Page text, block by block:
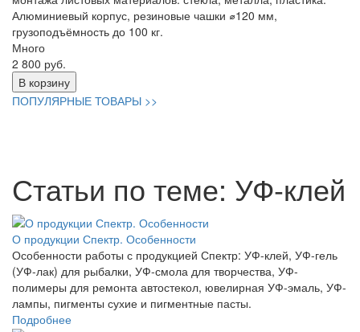
Алюминиевый корпус, резиновые чашки ⌀120 мм,
грузоподъёмность до 100 кг.
Много
2 800 руб.
В корзину
ПОПУЛЯРНЫЕ ТОВАРЫ >>
Статьи по теме: УФ-клей
О продукции Спектр. Особенности
Особенности работы с продукцией Спектр: УФ-клей, УФ-гель
(УФ-лак) для рыбалки, УФ-смола для творчества, УФ-
полимеры для ремонта автостекол, ювелирная УФ-эмаль, УФ-
лампы, пигменты сухие и пигментные пасты.
Подробнее